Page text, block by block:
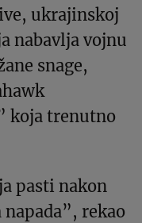
ukrajinskoj
nabavlja vojnu
snage,
koja trenutno
pasti nakon
rekao